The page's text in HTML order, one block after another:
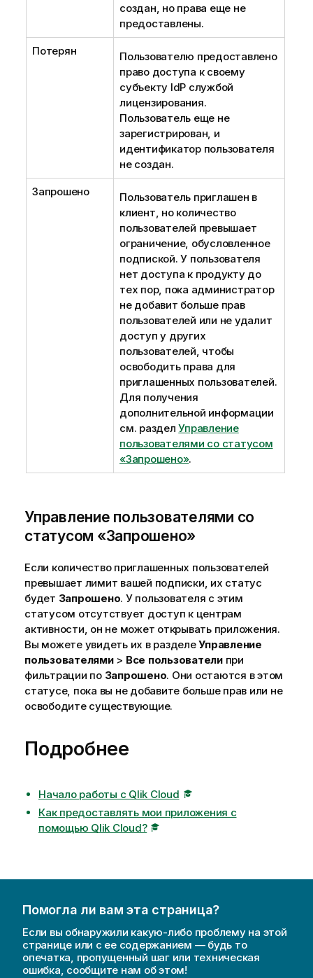
создан, но права еще не
предоставлены.
Потерян
Пользователю предоставлено
право доступа к своему
субъекту IdP службой
лицензирования.
Пользователь еще не
зарегистрирован, и
идентификатор пользователя
не создан.
Запрошено
Пользователь приглашен в
клиент, но количество
пользователей превышает
ограничение, обусловленное
подпиской. У пользователя
нет доступа к продукту до
тех пор, пока администратор
не добавит больше прав
пользователей или не удалит
доступ у других
пользователей, чтобы
освободить права для
приглашенных пользователей.
Для получения
дополнительной информации
см. разделУправление
пользователями со статусом
«Запрошено».
Управление пользователями со
статусом «Запрошено»
Если количество приглашенных пользователей
превышает лимит вашей подписки, их статус
будет Запрошено. У пользователя с этим
статусом отсутствует доступ к центрам
активности, он не может открывать приложения.
Вы можете увидеть их в разделеУправление
пользователями> Все пользователипри
фильтрации по Запрошено. Они остаются в этом
статусе, пока вы не добавите больше прав или не
освободите существующие.
Подробнее
Начало работы с Qlik Cloud
Как предоставлять мои приложения с
помощью Qlik Cloud?
Помогла ли вам эта страница?
Если вы обнаружили какую-либо проблему на этой
странице или с ее содержанием — будь то
опечатка, пропущенный шаг или техническая
ошибка, сообщите нам об этом!